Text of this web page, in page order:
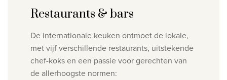
Restaurants & bars
De internationale keuken ontmoet de lokale,
met vijf verschillende restaurants, uitstekende
chef-koks en een passie voor gerechten van
de allerhoogste normen: